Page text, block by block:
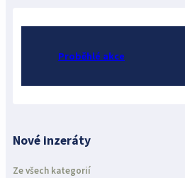
Proběhlé akce
Nové inzeráty
Ze všech kategorií